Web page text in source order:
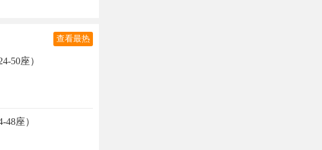
查看最热
50座）
座）